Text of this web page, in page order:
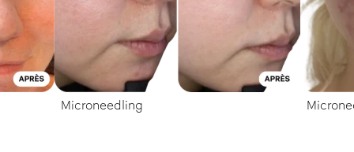
Microneedling